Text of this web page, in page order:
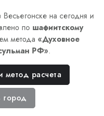
на сегодня и
по шафиитскому
метода «Духовное
РФ».
метод расчета
город